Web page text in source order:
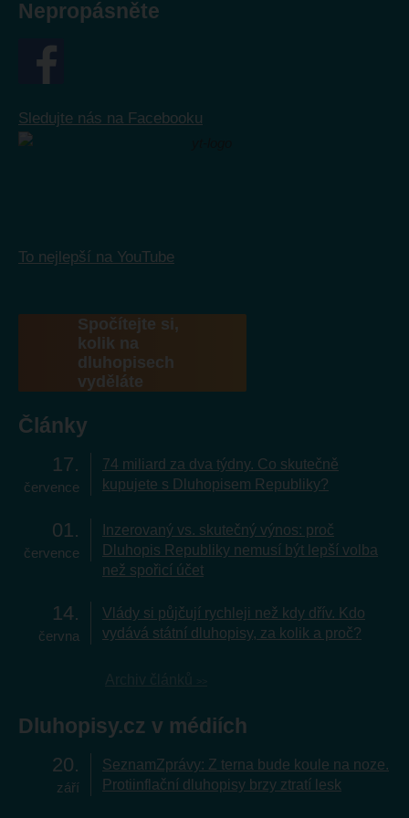
Nepropásněte
Sledujte nás na Facebooku
To nejlepší na YouTube
Spočítejte si,
kolik na
dluhopisech
vyděláte
Články
17
července
74 miliard za dva týdny. Co skutečně
kupujete s Dluhopisem Republiky?
01
července
Inzerovaný vs. skutečný výnos: proč
Dluhopis Republiky nemusí být lepší volba
než spořicí účet
14
června
Vlády si půjčují rychleji než kdy dřív. Kdo
vydává státní dluhopisy, za kolik a proč?
Dluhopisy.cz v médiích
20
září
SeznamZprávy: Z terna bude koule na noze.
Protiinflační dluhopisy brzy ztratí lesk